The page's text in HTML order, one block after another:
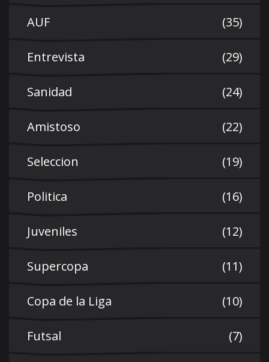
AUF (35)
Entrevista (29)
Sanidad (24)
Amistoso (22)
Seleccion (19)
Politica (16)
Juveniles (12)
Supercopa (11)
Copa de la Liga (10)
Futsal (7)